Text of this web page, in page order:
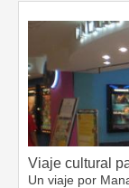
Viaje cultural
Un viaje por